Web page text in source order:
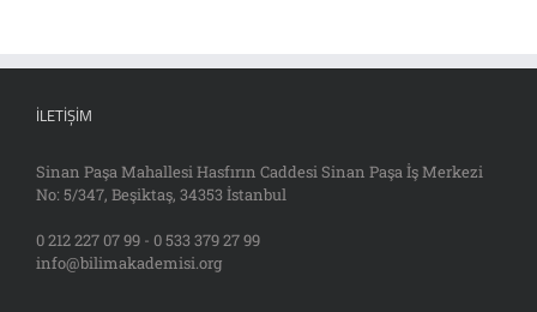
İLETIŞIM
Sinan Paşa Mahallesi Hasfırın Caddesi Sinan Paşa İş Merkezi
No: 5/347, Beşiktaş, 34353 İstanbul
0 212 227 07 99 - 0 533 379 27 99
info@bilimakademisi.org